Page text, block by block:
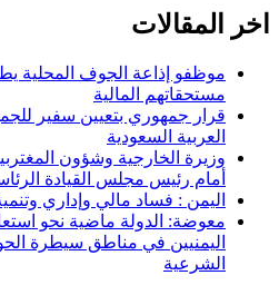
اخر المقالات
موظفو إذاعة الجوف المحلية
مستحقاتهم المالية
قرار جمهوري بتعيين سفير
العربية السعودية
وزيرة الخارجية وشؤون
أمام رئيس مجلس القيادة
اليمن : فساد مالي وإداري
معوضة: الدولة ماضية نحو
اليمنيين في مناطق سيطرة
الشرعية